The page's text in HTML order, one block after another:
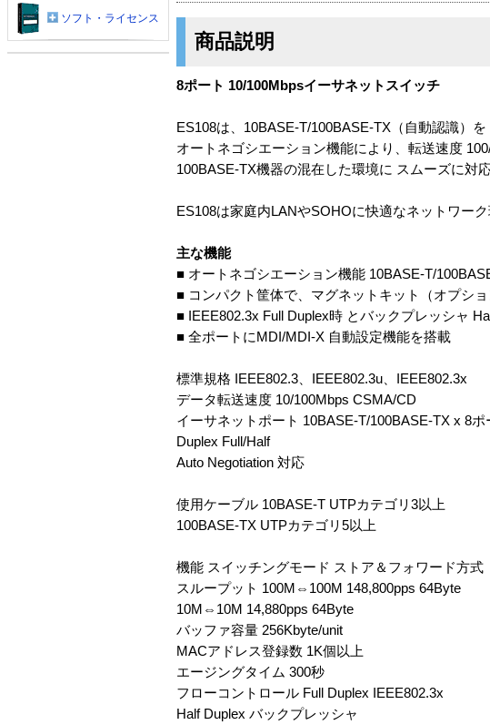
商品説明
8ポート 10/100Mbpsイーサネットスイッチ
ES108は、10BASE-T/100BASE-TX（自動認識）
オートネゴシエーション機能により、転送速度
100BASE-TX機器の混在した環境に スムーズに対
ES108は家庭内LANやSOHOに快適なネットワー
主な機能
■ オートネゴシエーション機能 10BASE-T/
■ コンパクト筐体で、マグネットキット（オプシ
■ IEEE802.3x Full Duplex時 とバックプレッシャ
■ 全ポートにMDI/MDI-X 自動設定機能を搭載
標準規格 IEEE802.3、IEEE802.3u、IEEE802.3x
データ転送速度 10/100Mbps CSMA/CD
イーサネットポート 10BASE-T/100BASE-TX x 8
Duplex Full/Half
Auto Negotiation 対応
使用ケーブル 10BASE-T UTPカテゴリ3以上
100BASE-TX UTPカテゴリ5以上
機能 スイッチングモード ストア＆フォワード方式
スループット 100M⇔100M 148,800pps 64Byte
10M⇔10M 14,880pps 64Byte
バッファ容量 256Kbyte/unit
MACアドレス登録数 1K個以上
エージングタイム 300秒
フローコントロール Full Duplex IEEE802.3x
Half Duplex バックプレッシャ
ソフト・ライセンス